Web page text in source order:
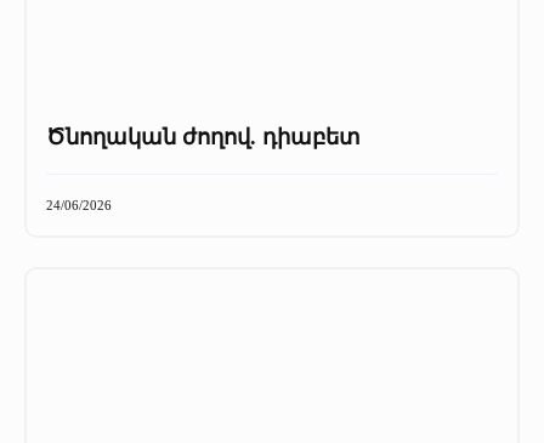
Ծնողական ժողով. դիաբետ
24/06/2026